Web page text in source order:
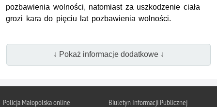
pozbawienia wolności, natomiast za uszkodzenie ciała
grozi kara do pięciu lat pozbawienia wolności.
↓ Pokaż informacje dodatkowe ↓
Policja Małopolska online
Biuletyn Informacji Publicznej